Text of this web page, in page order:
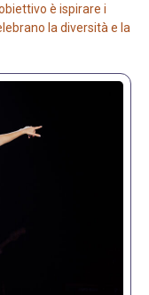
è ispirare i
la diversità e la